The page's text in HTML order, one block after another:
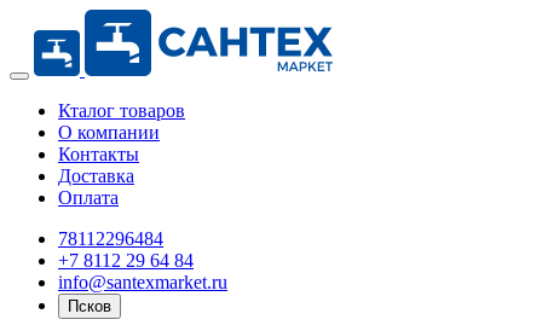
Кталог товаров
О компании
Контакты
Доставка
Оплата
78112296484
+7 8112 29 64 84
info@santexmarket.ru
Псков